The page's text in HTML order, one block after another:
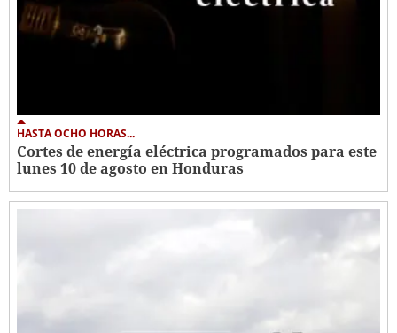
HASTA OCHO HORAS...
Cortes de energía eléctrica programados para este
lunes 10 de agosto en Honduras